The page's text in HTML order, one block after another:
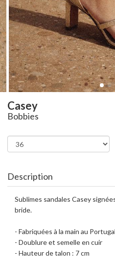
Casey
Bobbies
Description
Sublimes sandales Casey
bride.
- Fabriquées à la main au Portugal
- Doublure et semelle en cuir
- Hauteur de talon : 7 cm